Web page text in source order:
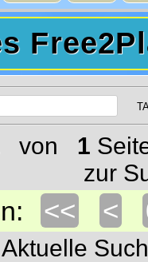
von 1
zur
<< <
Aktuelle